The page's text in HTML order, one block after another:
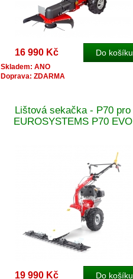
16 990 Kč
Skladem: ANO
Doprava: ZDARMA
Lištová sekačka - P70 pro
EUROSYSTEMS P70 EVO
19 990 Kč